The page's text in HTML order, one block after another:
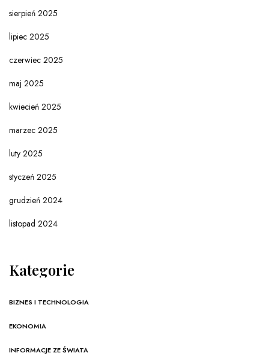
sierpień 2025
lipiec 2025
czerwiec 2025
maj 2025
kwiecień 2025
marzec 2025
luty 2025
styczeń 2025
grudzień 2024
listopad 2024
Kategorie
BIZNES I TECHNOLOGIA
EKONOMIA
INFORMACJE ZE ŚWIATA